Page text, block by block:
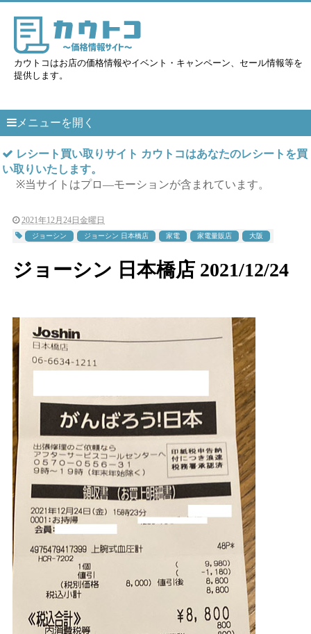
カウトコはお店の価格情報やイベント・キャンペーン、セール情報等を
提供します。
メニューを開く
レシート買い取りサイト カウトコはあなたのレシートを買
い取りいたします。
※当サイトはプロ―モーションが含まれています。
2021年12月24日金曜日
ジョーシン ジョーシン 日本橋店 家電 家電量販店 大阪
ジョーシン 日本橋店 2021/12/24